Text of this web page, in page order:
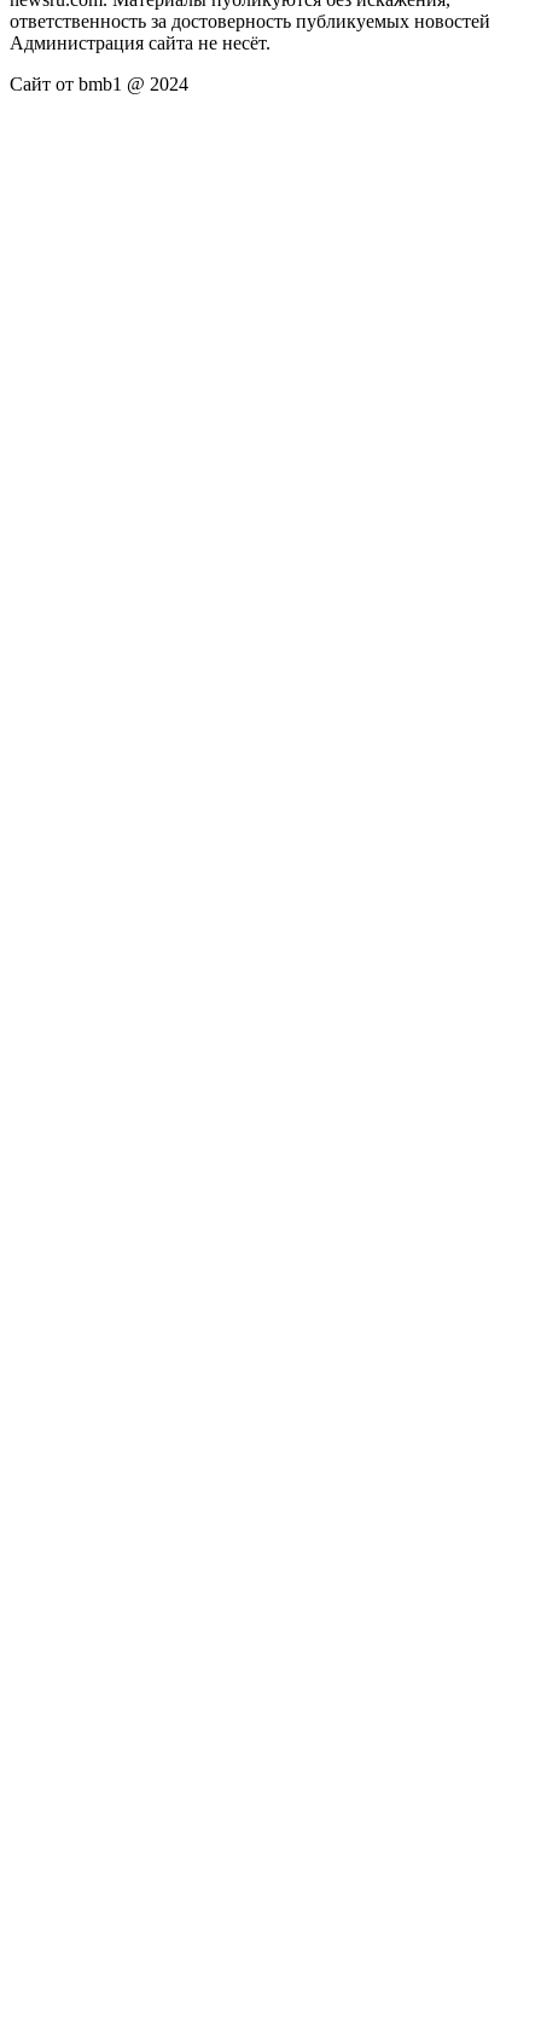
ответственность за достоверность публикуемых новостей
Администрация сайта не несёт.
Сайт от bmb1 @ 2024